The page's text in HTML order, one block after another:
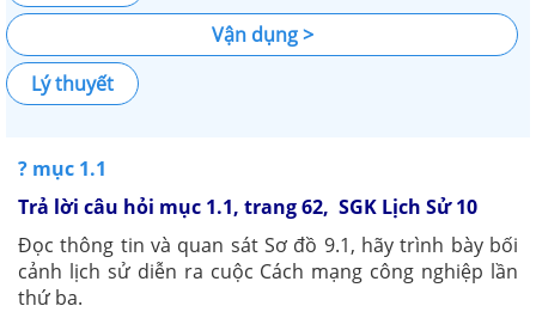
Vận dụng >
Lý thuyết
? mục 1.1
Trả lời câu hỏi mục 1.1, trang 62, SGK Lịch Sử 10
Đọc thông tin và quan sát Sơ đồ 9.1, hãy trình bày bối
cảnh lịch sử diễn ra cuộc Cách mạng công nghiệp lần
thứ ba.